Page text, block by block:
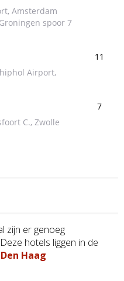
zijn er genoeg
hotels liggen in de
Haag